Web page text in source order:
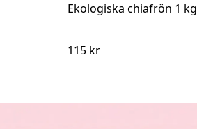
Ekologiska chiafrön 1 kg
115 kr